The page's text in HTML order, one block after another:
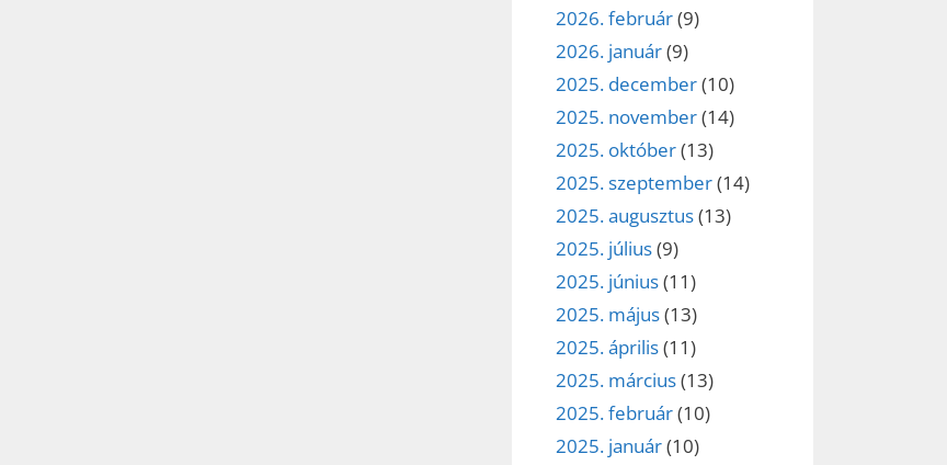
2026. február(9)
2026. január(9)
2025. december(10)
2025. november(14)
2025. október(13)
2025. szeptember(14)
2025. augusztus(13)
2025. július(9)
2025. június(11)
2025. május(13)
2025. április(11)
2025. március(13)
2025. február(10)
2025. január(10)